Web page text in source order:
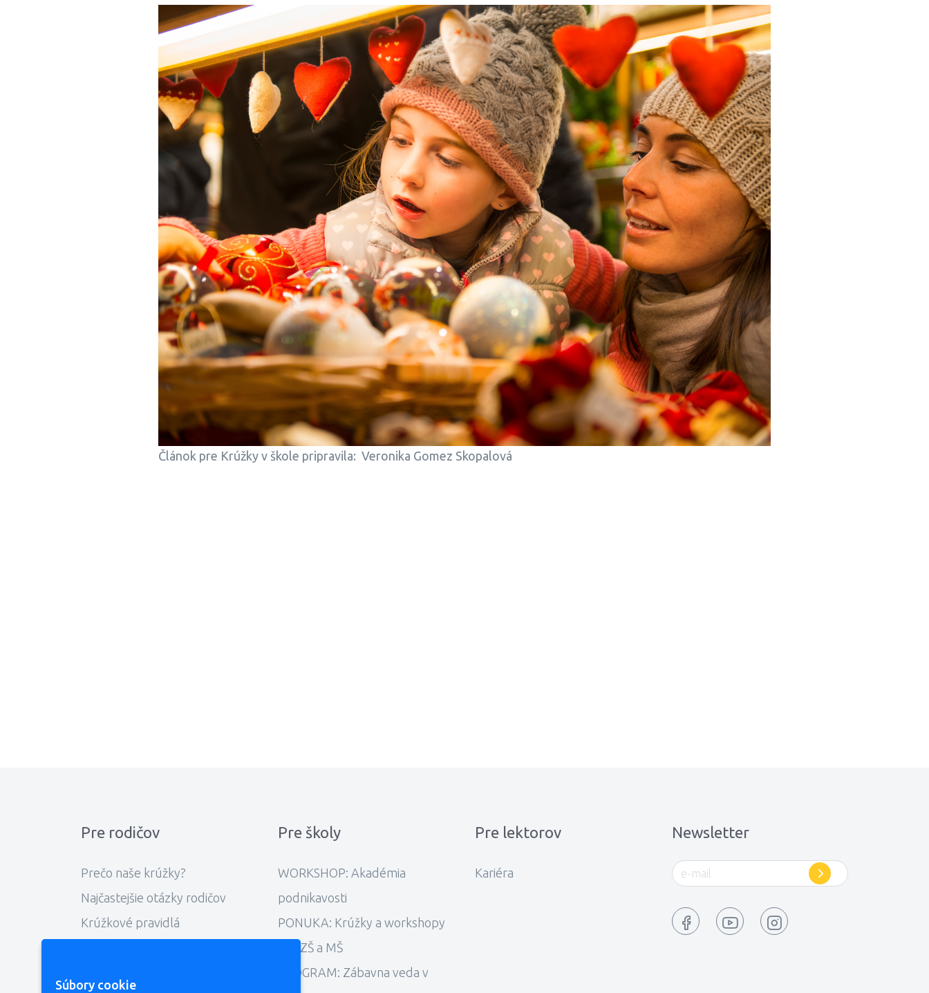
Článok pre Krúžky v škole pripravila: Veronika Gomez Skopalová
Pre rodičov
Prečo naše krúžky?
Najčastejšie otázky rodičov
Krúžkové pravidlá
Pre školy
WORKSHOP: Akadémia
podnikavosti
PONUKA: Krúžky a workshopy
pre ZŠ a MŠ
PROGRAM: Zábavna veda v
Pre lektorov
Kariéra
Newsletter
Súbory cookie